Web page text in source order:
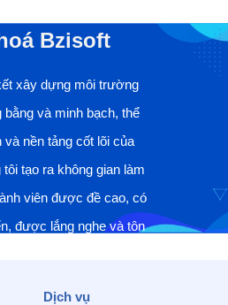
Bzisoft
xây dựng môi trường
bằng và minh bạch, thể
và nền tảng cốt lõi của
tạo ra không gian làm
viên được đề cao, có
được lắng nghe và tôn
Dịch vụ